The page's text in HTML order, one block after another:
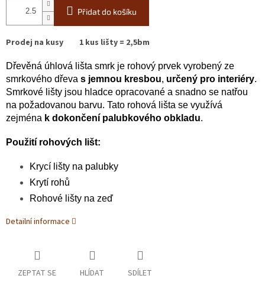
Přidat do košíku
Prodej na kusy 1 kus lišty = 2,5bm
Dřevěná úhlová lišta smrk je rohový prvek vyrobený ze
smrkového dřeva s jemnou kresbou, určený pro interiéry.
Smrkové lišty jsou hladce opracované a snadno se natřou
na požadovanou barvu. Tato rohová lišta se využívá
zejména k dokončení palubkového obkladu.
Použití rohových lišt:
Krycí lišty na palubky
Krytí rohů
Rohové lišty na zeď
Detailní informace
ZEPTAT SE HLÍDAT SDÍLET